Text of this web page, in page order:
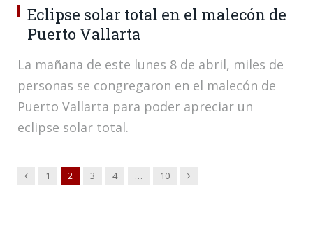
Eclipse solar total en el malecón de
Puerto Vallarta
La mañana de este lunes 8 de abril, miles de
personas se congregaron en el malecón de
Puerto Vallarta para poder apreciar un
eclipse solar total.
Anterior
1 2 3 4 … 10 Siguiente